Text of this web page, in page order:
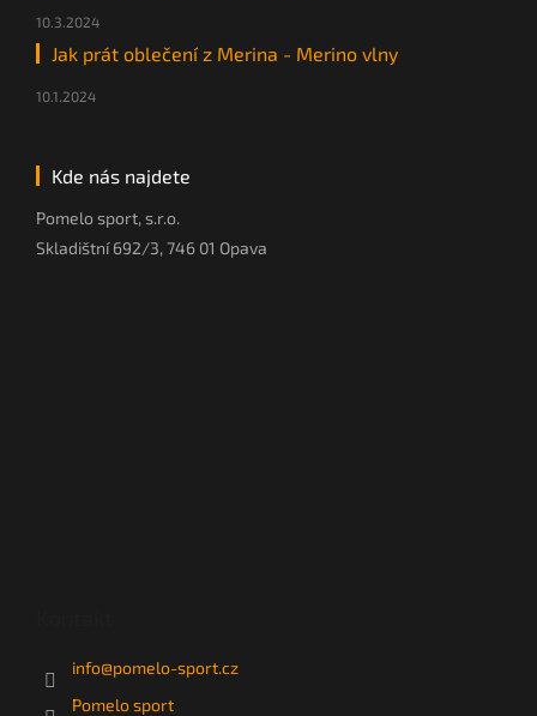
10.3.2024
Jak prát oblečení z Merina - Merino vlny
10.1.2024
Kde nás najdete
Pomelo sport, s.r.o.
Skladištní 692/3, 746 01 Opava
info@pomelo-sport.cz
Pomelo sport